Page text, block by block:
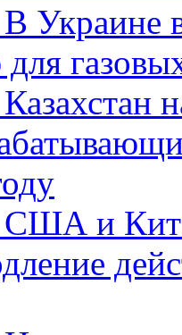
В Украине
Казахстан
США и